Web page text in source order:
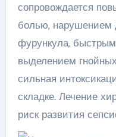
сопровождается
болью, нарушением
фурункула,
выделением
сильная
складке. Лечение
риск развития